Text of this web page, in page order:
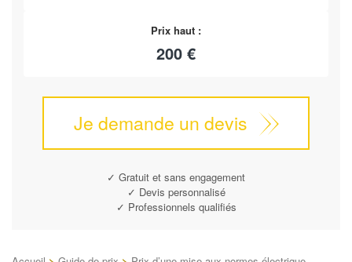
Prix haut :
200 €
Je demande un devis
✓ Gratuit et sans engagement
✓ Devis personnalisé
✓ Professionnels qualifiés